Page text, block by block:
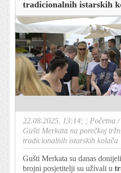
tradicionalnih istarskih
22.08.2025. 13:14; ; Početna /
Gušti Merkata na porečkoj
tradicionalnih istarskih kolača
Gušti Merkata su danas
brojni posjetitelji su uživali u